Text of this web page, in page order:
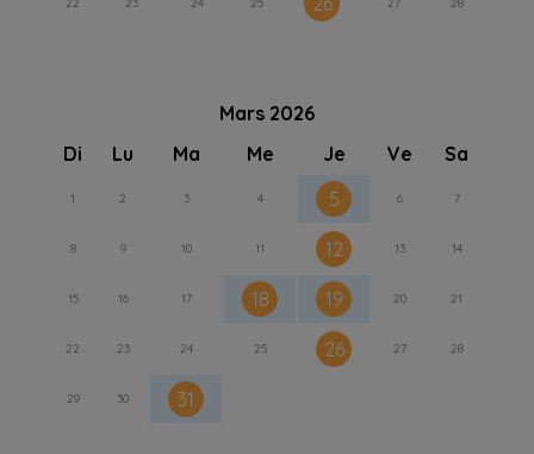
Mars 2026
Di
Lu Ma Me Je Ve Sa
1 2 3 4 5 6 7
8 9 10 11 12 13 14
15 16 17 18 19 20 21
22 23 24 25 26 27 28
29 30 31